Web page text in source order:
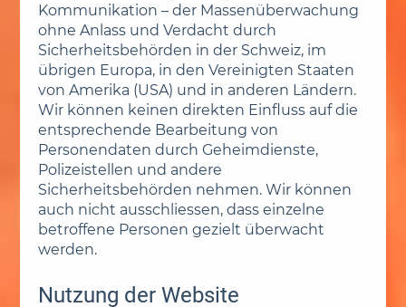
Kommunikation – der Massenüberwachung
ohne Anlass und Verdacht durch
Sicherheitsbehörden in der Schweiz, im
übrigen Europa, in den Vereinigten Staaten
von Amerika (USA) und in anderen Ländern.
Wir können keinen direkten Einfluss auf die
entsprechende Bearbeitung von
Personendaten durch Geheimdienste,
Polizeistellen und andere
Sicherheitsbehörden nehmen. Wir können
auch nicht ausschliessen, dass einzelne
betroffene Personen gezielt überwacht
werden.
Nutzung der Website